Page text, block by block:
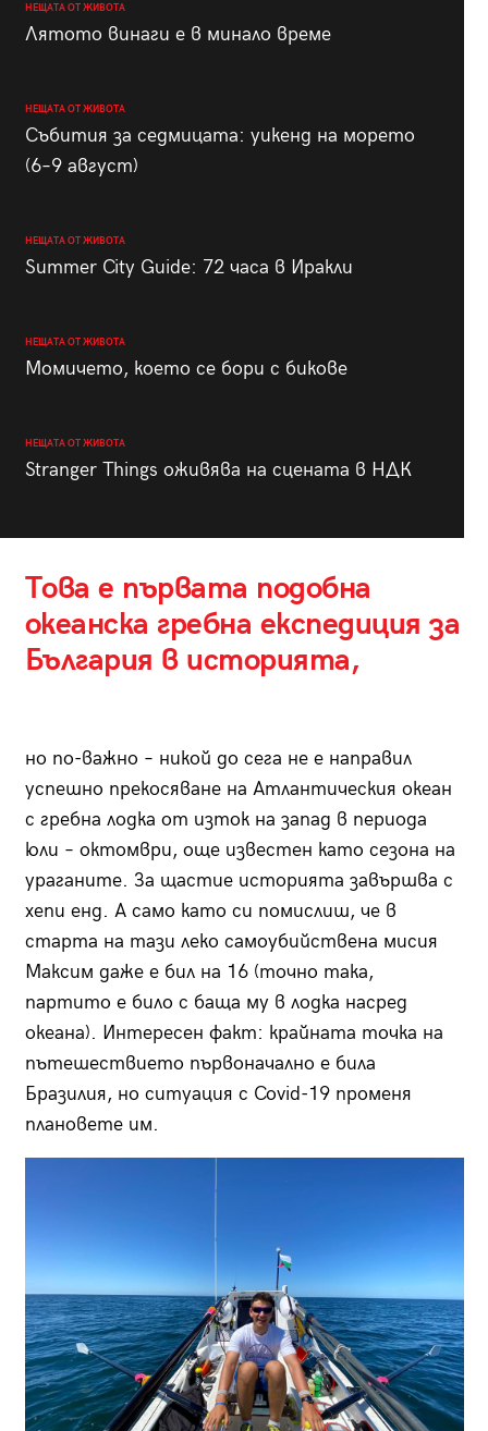
НЕЩАТА ОТ ЖИВОТА
Лятото винаги е в минало време
НЕЩАТА ОТ ЖИВОТА
Събития за седмицата: уикенд на морето
(6–9 август)
НЕЩАТА ОТ ЖИВОТА
Summer City Guide: 72 часа в Иракли
НЕЩАТА ОТ ЖИВОТА
Момичето, което се бори с бикове
НЕЩАТА ОТ ЖИВОТА
Stranger Things оживява на сцената в НДК
Това е първата подобна
океанска гребна експедиция за
България в историята,
но по-важно – никой до сега не е направил
успешно прекосяване на Атлантическия океан
с гребна лодка от изток на запад в периода
юли – октомври, още известен като сезона на
ураганите. За щастие историята завършва с
хепи енд. А само като си помислиш, че в
старта на тази леко самоубийствена мисия
Максим даже е бил на 16 (точно така,
партито е било с баща му в лодка насред
океана). Интересен факт: крайната точка на
пътешествието първоначално е била
Бразилия, но ситуация с Covid-19 променя
плановете им.